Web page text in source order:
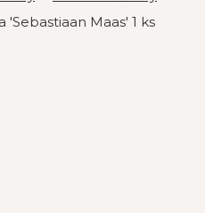
'Sebastiaan Maas' 1 ks